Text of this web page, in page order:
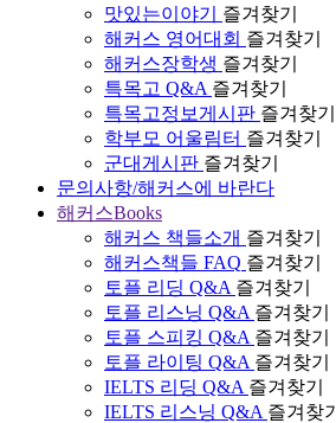
맛있는이야기
즐겨찾기
해커스 영어대회 즐겨찾기
해커스장학생 즐겨찾기
특목고 Q&A 즐겨찾기
특목고정보게시판 즐겨찾기
학부모 어울림터 즐겨찾기
군대게시판 즐겨찾기
문의사항/해커스에 바란다
해커스Books
해커스 책들소개 즐겨찾기
해커스책들 FAQ 즐겨찾기
토플 리딩 Q&A 즐겨찾기
토플 리스닝 Q&A 즐겨찾기
토플 스피킹 Q&A 즐겨찾기
토플 라이팅 Q&A 즐겨찾기
IELTS 리딩 Q&A 즐겨찾기
IELTS 리스닝 Q&A 즐겨찾기